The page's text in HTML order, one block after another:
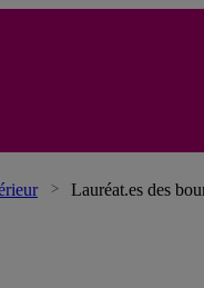
Lauréat.es des